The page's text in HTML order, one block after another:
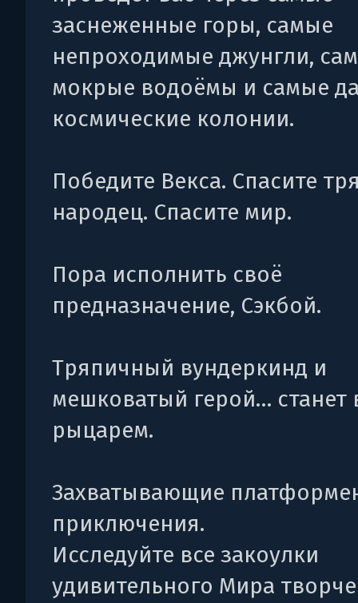
заснеженные горы, самые
непроходимые джунгли,
мокрые водоёмы и самые
космические колонии.
Победите Векса. Спасите
народец. Спасите мир.
Пора исполнить своё
предназначение, Сэкбой.
Тряпичный вундеркинд и
мешковатый герой… станет
рыцарем.
Захватывающие
приключения.
Исследуйте все закоулки
удивительного Мира